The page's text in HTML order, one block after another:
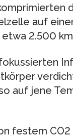
auf
2.500
auf jene
festem CO2